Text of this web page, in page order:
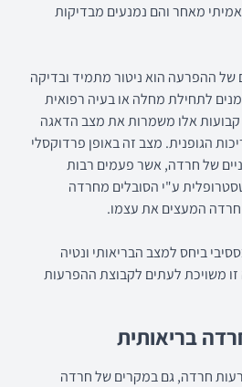
אמיתי מאחר והם נמנעים מבדיקות
של ההפרעה הוא ניטור מתמיד ובדיקה
לתחילת מחלה או בעיה רפואית
קבועות אלו משמרות את מצב הדאגה
הגופנית. מצב זה באופן פרדוקסלי
של חרדה, אשר פעמים רבות
ע"י הסובלים מחרדה
חרדה המעצים את עצמו.
ביחס למצב הבריאותי ונטיה
משויכת לעתים לקבוצת ההפרעות
בריאותית
חרדה, גם במקרים של חרדה